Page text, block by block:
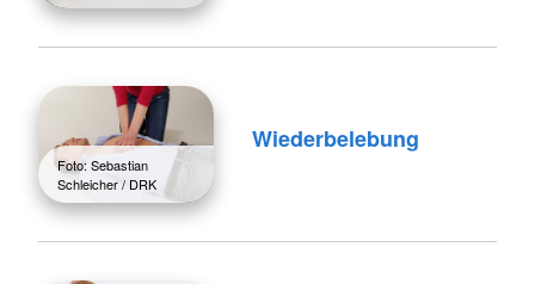
Foto: Sebastian
Schleicher / DRK
Wiederbelebung